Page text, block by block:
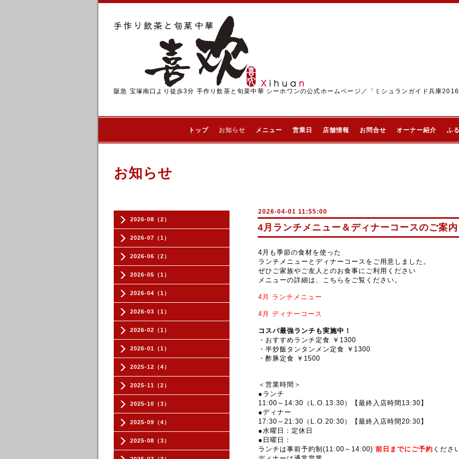
阪急 宝塚南口より徒歩3分 手作り飲茶と旬菜中華 シーホワンの公式ホームページ／「ミシュランガイド兵庫
トップ お知らせ メニュー 営業日 店舗情報 お問合せ オーナー紹介 ふ
2026-08（2）
2026-07（1）
2026-06（2）
2026-05（1）
2026-04（1）
2026-03（1）
2026-02（1）
2026-01（1）
2025-12（4）
2025-11（2）
2025-10（3）
2025-09（4）
2025-08（3）
お知らせ
2026-04-01 11:55:00
4月ランチメニュー＆ディナーコースのご案内
4月も季節の食材を使った
ランチメニューとディナーコースをご用意しました。
ぜひご家族やご友人とのお食事にご利用ください
メニューの詳細は、こちらをご覧ください。
4月 ランチメニュー
4月 ディナーコース
コスパ最強ランチも実施中！
・おすすめランチ定食 ￥1300
・半炒飯タンタンメン定食 ￥1300
・酢豚定食 ￥1500
＜営業時間＞
●ランチ
11:00～14:30（L.O.13:30）【最終入店時間13:30】
●ディナー
17:30～21:30 （L.O.20:30）【最終入店時間20:30】
●水曜日：定休日
● 日曜日：
ランチは事前予約制(11:00～14:00) 前 日までにご予約 くださ